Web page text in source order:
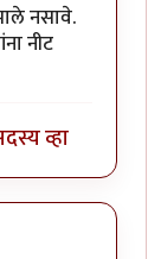
नसावे.
नीट
व्हा